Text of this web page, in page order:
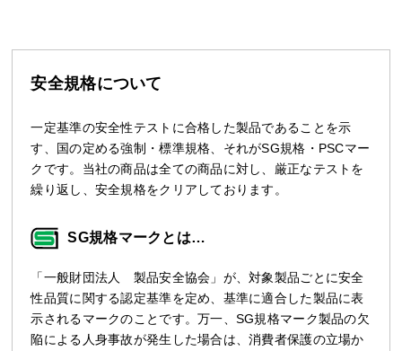
安全規格について
一定基準の安全性テストに合格した製品であることを示
す、国の定める強制・標準規格、それがSG規格・PSCマー
クです。当社の商品は全ての商品に対し、厳正なテストを
繰り返し、安全規格をクリアしております。
SG規格マークとは…
「一般財団法人 製品安全協会」が、対象製品ごとに安全
性品質に関する認定基準を定め、基準に適合した製品に表
示されるマークのことです。万一、SG規格マーク製品の欠
陥による人身事故が発生した場合は、消費者保護の立場か